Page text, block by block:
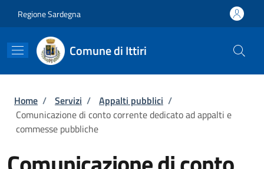
Regione Sardegna
Comune di Ittiri
Briciole di pane
Home / Servizi / Appalti pubblici /
Comunicazione di conto corrente dedicato ad appalti e
commesse pubbliche